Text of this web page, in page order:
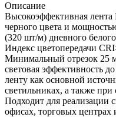
Описание
Высокоэффективная
черного цвета и
(320 шт/м) дневного
Индекс цветопередачи
Минимальный отрезок 25
световая эффективность
ленту как основной
светильниках, а также
Подходит для реализации
офисах, торговых